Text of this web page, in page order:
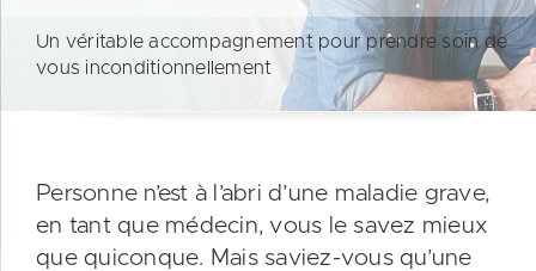
Un véritable accompagnement pour prendre soin de
vous inconditionnellement
Personne n’est à l’abri d’une maladie grave,
en tant que médecin, vous le savez mieux
que quiconque. Mais saviez-vous qu’une